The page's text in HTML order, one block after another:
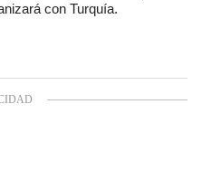
con Turquía.